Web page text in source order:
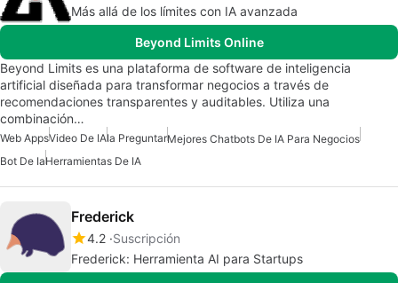
Más allá de los límites con IA avanzada
Beyond Limits Online
Beyond Limits es una plataforma de software de inteligencia
artificial diseñada para transformar negocios a través de
recomendaciones transparentes y auditables. Utiliza una
combinación…
Web AppsVideo De IAIa PreguntarMejores Chatbots De IA Para Negocios
Bot De IaHerramientas De IA
Frederick
4.2 Suscripción
Frederick: Herramienta AI para Startups